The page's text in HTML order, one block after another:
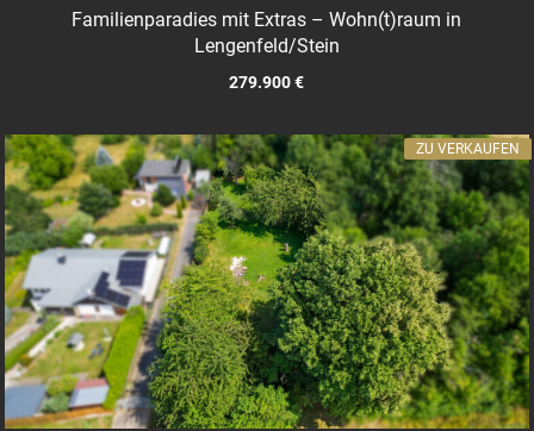
Familienparadies mit Extras – Wohn(t)raum in
Lengenfeld/Stein
279.900 €
ZU VERKAUFEN